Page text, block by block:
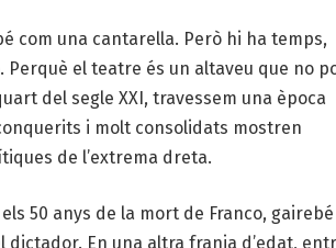
com una cantarella. Però hi ha temps,
el teatre és un altaveu que no
del segle XXI, travessem una època
i molt consolidats mostren
de l’extrema dreta.
50 anys de la mort de Franco, gairebé
dictador. En una altra franja d’edat,